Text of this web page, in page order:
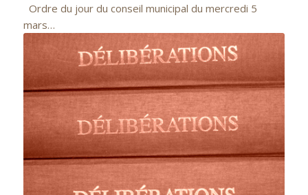
Ordre du jour du conseil municipal du mercredi 5
mars…